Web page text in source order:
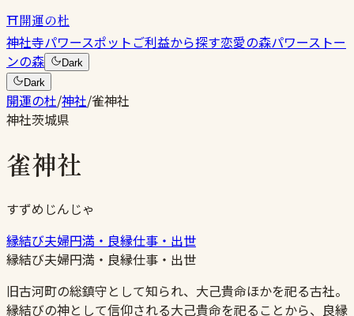
⛩開運の杜
神社寺パワースポットご利益から探す恋愛の森パワーストー
ンの森
Dark
Dark
開運の杜/神社/雀神社
神社茨城県
雀神社
すずめじんじゃ
縁結び夫婦円満・良縁仕事・出世
縁結び夫婦円満・良縁仕事・出世
旧古河町の総鎮守として知られ、大己貴命ほかを祀る古社。
縁結びの神として信仰される大己貴命を祀ることから、良縁